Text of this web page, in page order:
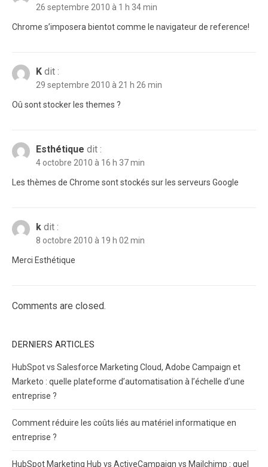
26 septembre 2010 à 1 h 34 min
Chrome s’imposera bientot comme le navigateur de reference!
K dit :
29 septembre 2010 à 21 h 26 min
Oû sont stocker les themes ?
Esthétique dit :
4 octobre 2010 à 16 h 37 min
Les thèmes de Chrome sont stockés sur les serveurs Google
k dit :
8 octobre 2010 à 19 h 02 min
Merci Esthétique
Comments are closed.
DERNIERS ARTICLES
HubSpot vs Salesforce Marketing Cloud, Adobe Campaign et
Marketo : quelle plateforme d’automatisation à l’échelle d’une
entreprise ?
Comment réduire les coûts liés au matériel informatique en
entreprise ?
HubSpot Marketing Hub vs ActiveCampaign vs Mailchimp : quel